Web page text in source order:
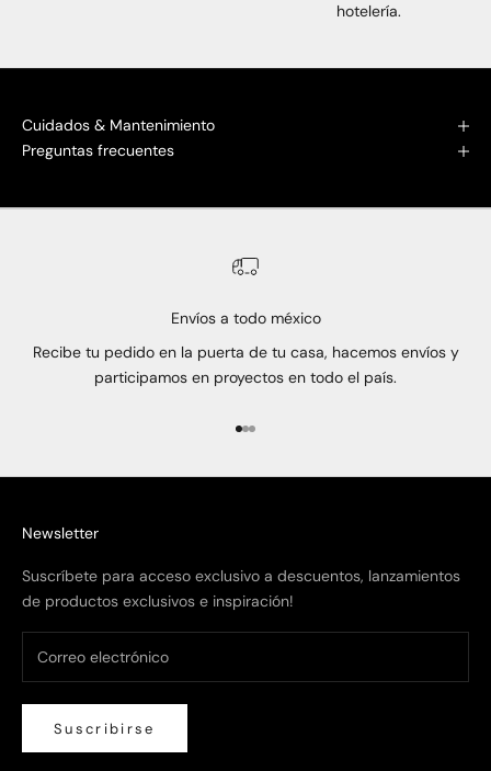
hotelería.
Cuidados & Mantenimiento
Preguntas frecuentes
Envíos a todo méxico
Recibe tu pedido en la puerta de tu casa, hacemos envíos y
participamos en proyectos en todo el país.
Ir al artículo 1
Ir al artículo 2
Ir al artículo 3
Newsletter
Suscríbete para acceso exclusivo a descuentos, lanzamientos
de productos exclusivos e inspiración!
Suscribirse